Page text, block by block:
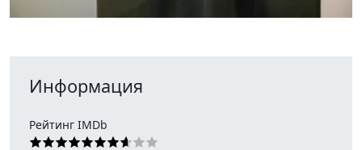
Информация
Рейтинг IMDb